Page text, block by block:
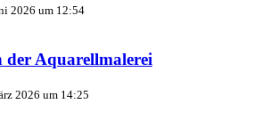
2026 um 12:54
der Aquarellmalerei
2026 um 14:25